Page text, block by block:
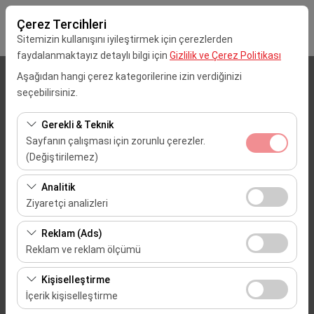
Çerez Tercihleri
Sitemizin kullanışını iyileştirmek için çerezlerden
faydalanmaktayız detaylı bilgi için Gizlilik ve Çerez Politikası
Aşağıdan hangi çerez kategorilerine izin verdiğinizi
seçebilirsiniz.
Gerekli & Teknik
Sayfanın çalışması için zorunlu çerezler.
(Değiştirilemez)
Bu çerezler sitenin doğru şekilde çalışması, güvenlik,
oturum yönetimi ve temel işlevler için gereklidir. Devre
dışı bırakılamaz.
Analitik
Ziyaretçi analizleri
Bu çerezler, sitemizin nasıl kullanıldığını (ziyaretçi sayısı,
en çok ziyaret edilen sayfalar, kullanıcı davranışları)
analiz etmemizi sağlar. Bu veriler, web sitesi
performansını ölçmek ve kullanıcı deneyimini sürekli
iyileştirmek için kullanılır.
Reklam (Ads)
Reklam ve reklam ölçümü
Bu çerezler, size ilgi alanlarınıza uygun kişiselleştirilmiş
reklamlar göstermemize ve reklam kampanyalarımızın
etkinliğini (gösterim sayısı, tıklama oranı) ölçmemize
Kişiselleştirme
İçerik kişiselleştirme
Alış Lokasyonu
Mersin Çukurova Uluslararası Havalimanı (Dış Hatlar)
Aracı farklı bir lokasyona bırakacağım
Alış Tarih & Saat
Bırakış Tarih & Saat